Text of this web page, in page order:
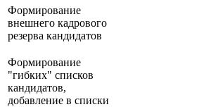
Формирование
внешнего кадрового
резерва кандидатов
Формирование
"гибких" списков
кандидатов,
добавление в списки